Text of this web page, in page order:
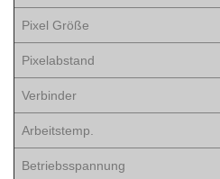
Pixel Größe
Pixelabstand
Verbinder
Arbeitstemp.
Betriebsspannung